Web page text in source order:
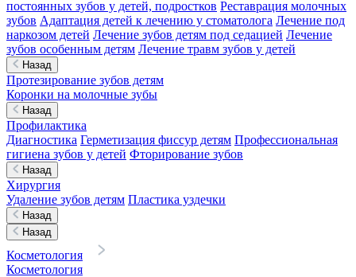
постоянных зубов у детей, подростков Реставрация молочных
зубов Адаптация детей к лечению у стоматолога Лечение под
наркозом детей Лечение зубов детям под седацией Лечение
зубов особенным детям Лечение травм зубов у детей
Назад
Протезирование зубов детям
Коронки на молочные зубы
Назад
Профилактика
Диагностика Герметизация фиссур детям Профессиональная
гигиена зубов у детей Фторирование зубов
Назад
Хирургия
Удаление зубов детям Пластика уздечки
Назад
Назад
Косметология
Косметология